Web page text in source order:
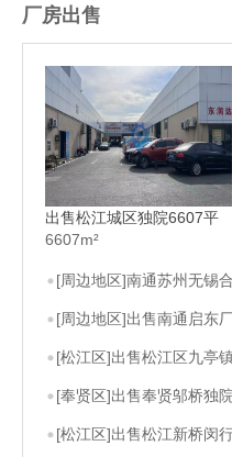
厂房出售
出售松江城区独院6607平
高75米单层汽修4s店
6607m²
[周边地区]南通苏州无锡
[周边地区]出售南通启东
[松江区]出售松江区九亭
[奉贤区]出售奉贤邬桥独
[松江区]出售松江新桥闵